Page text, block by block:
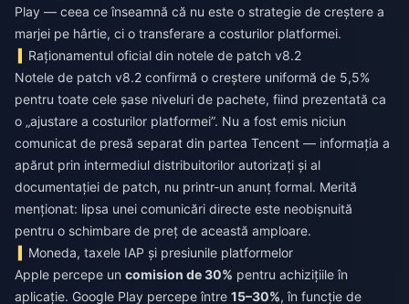
Play — ceea ce înseamnă că nu este o strategie de creștere a
marjei pe hârtie, ci o transferare a costurilor platformei.
Raționamentul oficial din notele de patch v8.2
Notele de patch v8.2 confirmă o creștere uniformă de 5,5%
pentru toate cele șase niveluri de pachete, fiind prezentată ca
o „ajustare a costurilor platformei”. Nu a fost emis niciun
comunicat de presă separat din partea Tencent — informația a
apărut prin intermediul distribuitorilor autorizați și al
documentației de patch, nu printr-un anunț formal. Merită
menționat: lipsa unei comunicări directe este neobișnuită
pentru o schimbare de preț de această amploare.
Moneda, taxele IAP și presiunile platformelor
Apple percepe un comision de 30% pentru achizițiile în
aplicație. Google Play percepe între 15–30%, în funcție de